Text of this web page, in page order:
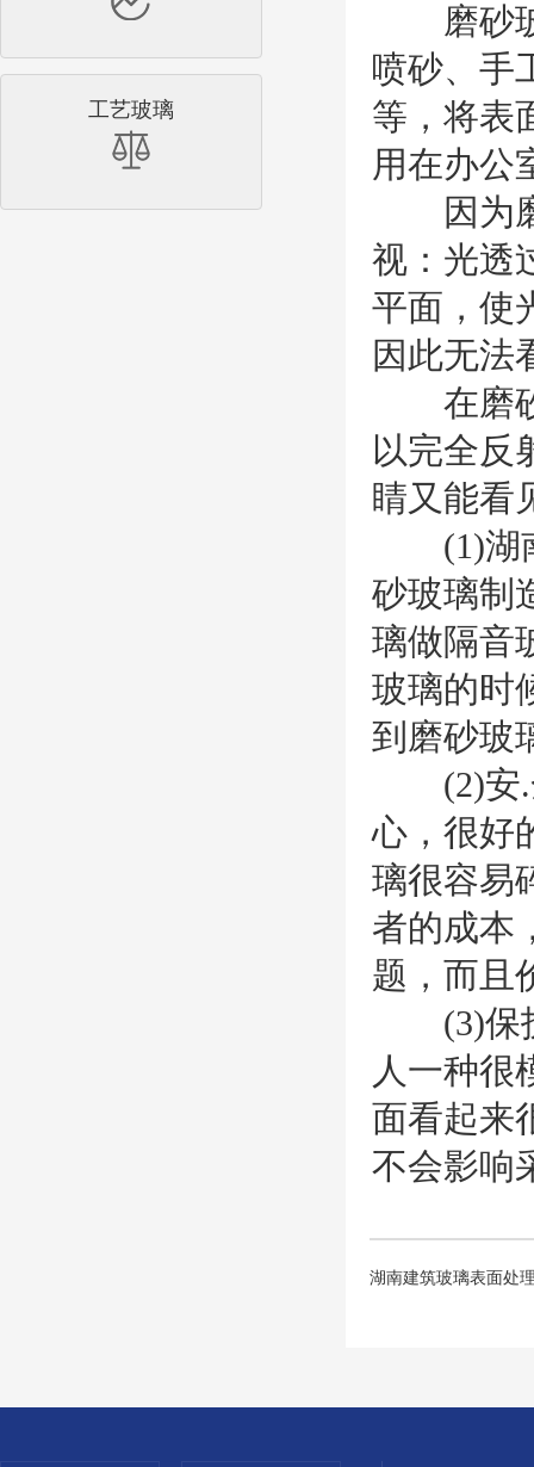
工艺玻璃
磨砂玻
喷砂、手
等，将表
用在办公
因为磨
视：光透
平面，使
因此无法
在磨砂
以完全反
睛又能看
(1)湖南
砂玻璃制
璃做隔音
玻璃的时
到磨砂玻
(2)安.全
心，很好
璃很容易
者的成本
题，而且
(3)保护
人一种很
面看起来
不会影响
湖南建筑玻璃表面处